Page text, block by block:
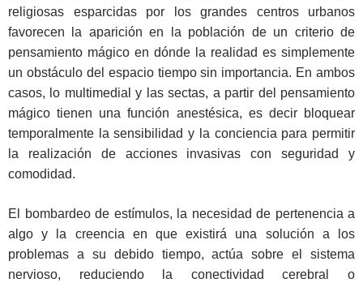
religiosas esparcidas por los grandes centros urbanos
favorecen la aparición en la población de un criterio de
pensamiento mágico en dónde la realidad es simplemente
un obstáculo del espacio tiempo sin importancia. En ambos
casos, lo multimedial y las sectas, a partir del pensamiento
mágico tienen una función anestésica, es decir bloquear
temporalmente la sensibilidad y la conciencia para permitir
la realización de acciones invasivas con seguridad y
comodidad.
El bombardeo de estímulos, la necesidad de pertenencia a
algo y la creencia en que existirá una solución a los
problemas a su debido tiempo, actúa sobre el sistema
nervioso, reduciendo la conectividad cerebral o